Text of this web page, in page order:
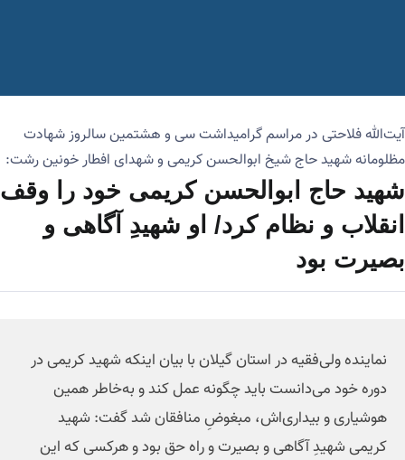
آیت‌الله فلاحتی در مراسم‌ گرامیداشت سی و هشتمین سالروز شهادت
مظلومانه شهید حاج شیخ ابوالحسن کریمی و شهدای افطار خونین رشت:
شهید‌ حاج ابوالحسن کریمی خود را وقف
انقلاب و نظام کرد/ او شهیدِ آگاهی و
بصیرت بود
نماینده ولی‌فقیه در استان گیلان با بیان اینکه شهید کریمی در
دوره خود می‌دانست باید چگونه عمل کند و به‌خاطر همین
هوشیاری و بیداری‌اش، مبغوضِ منافقان شد گفت: شهید
کریمی شهیدِ آگاهی و بصیرت و راه حق بود و هرکسی که این